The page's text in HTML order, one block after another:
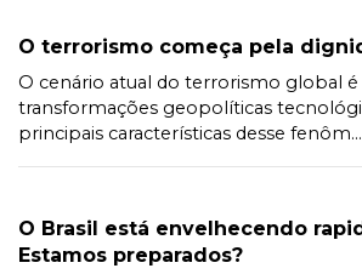
O terrorismo começa pela
O cenário atual do terrorismo global
transformações geopolíticas
principais características desse fenôm...
O Brasil está envelhecendo
Estamos preparados?